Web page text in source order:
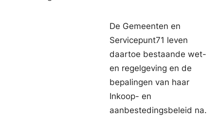
De Gemeenten en
Servicepunt71 leven
daartoe bestaande wet-
en regelgeving en de
bepalingen van haar
Inkoop- en
aanbestedingsbeleid na.